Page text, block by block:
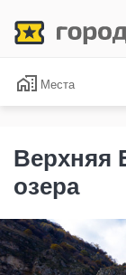
Места
Верхняя
озера